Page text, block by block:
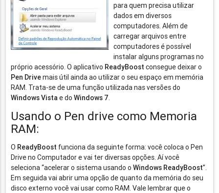
para quem precisa utilizar
dados em diversos
computadores. Além de
carregar arquivos entre
computadores é possível
instalar alguns programas no
próprio acessório. O aplicativo ReadyBoost consegue deixar o
Pen Drivemais útil ainda ao utilizar o seu espaço em memória
RAM. Trata-se de uma função utilizada nas versões do
Windows Vistae doWindows 7.
Usando o Pen drive como Memoria
RAM:
O ReadyBoost funciona da seguinte forma: você coloca o Pen
Drive no Computador e vai ter diversas opções. Aí você
seleciona “acelerar o sistema usando oWindows ReadyBoost”.
Em seguida vai abrir uma opção de quanto da memória do seu
disco externo você vai usar como RAM. Vale lembrar que o